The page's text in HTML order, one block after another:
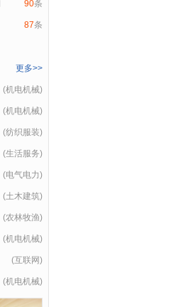
90条
87条
更多>>
(机电机械)
(机电机械)
(纺织服装)
(生活服务)
(电气电力)
(土木建筑)
(农林牧渔)
(机电机械)
(互联网)
(机电机械)